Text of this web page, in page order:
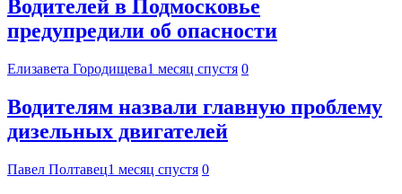
Водителей в Подмосковье
предупредили об опасности
Елизавета Городищева1 месяц спустя 0
Водителям назвали главную проблему
дизельных двигателей
Павел Полтавец1 месяц спустя 0